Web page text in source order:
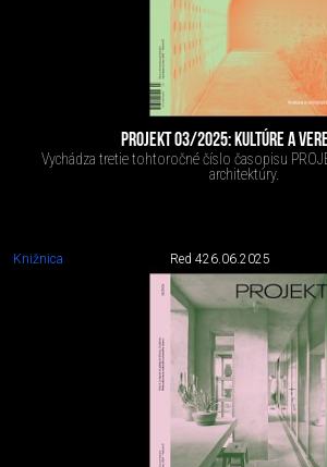
PROJEKT 03/2025: KULTÚRE A
Vychádza tretie tohtoročné číslo časopisu
architektúry.
Knižnica Red 426.06.2025